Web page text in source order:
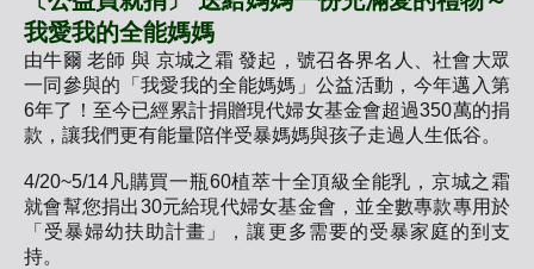
我愛我的全能媽媽
由牛爾 老師 與 京城之霜 發起，號召各界名人、社會大眾
一同參與的「我愛我的全能媽媽」公益活動，今年邁入第
6年了！至今已經累計捐贈現代婦女基金會超過350萬的捐
款，讓我們更有能量陪伴受暴媽媽與孩子走過人生低谷。
4/20~5/14凡購買一瓶60植萃十全頂級全能乳，京城之霜
就會幫您捐出30元給現代婦女基金會，並全數專款專用於
「受暴婦幼扶助計畫」，讓更多需要的受暴家庭的到支
持。